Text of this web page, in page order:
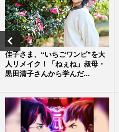
佳子さま、“いちごワンピ”を大
人リメイク！「ねぇね」叔母・
黒田清子さんから学んだ...